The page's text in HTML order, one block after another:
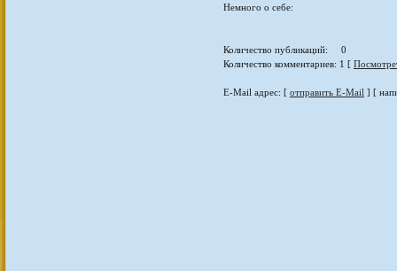
Немного о себе:
Количество публикаций: 0
Количество комментариев: 1 [
E-Mail адрес: [ отправить E-Mail ] [